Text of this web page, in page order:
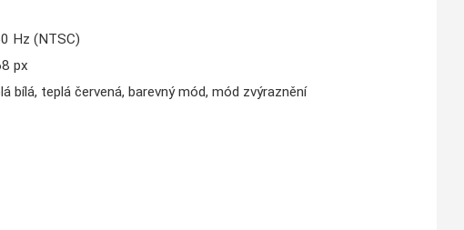
Hz (NTSC)
px
bílá, teplá červená, barevný mód, mód zvýraznění